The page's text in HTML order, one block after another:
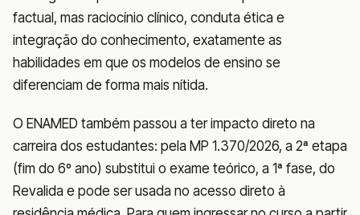
factual, mas raciocínio clínico, conduta ética e
integração do conhecimento, exatamente as
habilidades em que os modelos de ensino se
diferenciam de forma mais nítida.
O ENAMED também passou a ter impacto direto na
carreira dos estudantes: pela MP 1.370/2026, a 2ª etapa
(fim do 6º ano) substitui o exame teórico, a 1ª fase, do
Revalida e pode ser usada no acesso direto à